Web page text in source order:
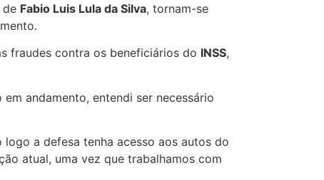
de Fabio Luis Lula da Silva, tornam-se
fraudes contra os beneficiários do INSS,
andamento, entendi ser necessário
a defesa tenha acesso aos autos do
atual, uma vez que trabalhamos com